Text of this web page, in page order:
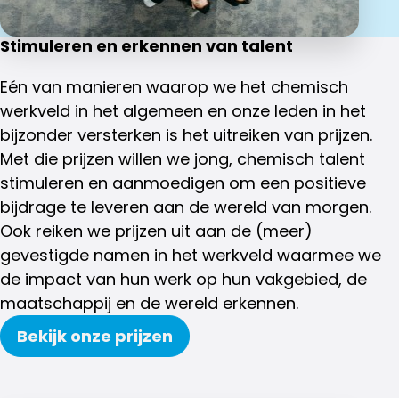
Stimuleren en erkennen van talent
Eén van manieren waarop we het chemisch
werkveld in het algemeen en onze leden in het
bijzonder versterken is het uitreiken van prijzen.
Met die prijzen willen we jong, chemisch talent
stimuleren en aanmoedigen om een positieve
bijdrage te leveren aan de wereld van morgen.
Ook reiken we prijzen uit aan de (meer)
gevestigde namen in het werkveld waarmee we
de impact van hun werk op hun vakgebied, de
maatschappij en de wereld erkennen.
Bekijk onze prijzen